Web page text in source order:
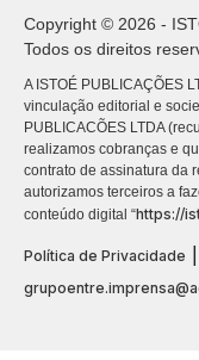
Copyright © 2026 -
Todos os direitos
A ISTOÉ PUBLICAÇÕES
vinculação editorial e
PUBLICACÕES LTDA
realizamos cobranças e
contrato de assinatura da
autorizamos terceiros a
conteúdo digital “https://
Política de Privacidade